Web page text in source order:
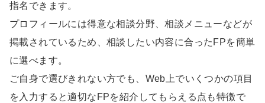
指名できます。
プロフィールには得意な相談分野、相談メニューなどが
掲載されているため、相談したい内容に合ったFPを簡単
に選べます。
ご自身で選びきれない方でも、Web上でいくつかの項目
を入力すると適切なFPを紹介してもらえる点も特徴で